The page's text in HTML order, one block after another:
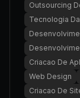
Outsourcing
Tecnologia
Criacao De
Web Design
Criacao De